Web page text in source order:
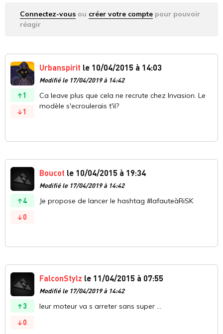
Connectez-vous ou créer votre compte pour pouvoir
réagir
1
1
Urbanspirit le 10/04/2015 à 14:03
Modifié le 17/04/2019 à 14:42
Ca leave plus que cela ne recrute chez Invasion. Le
modèle s'ecroulerais t'il?
4
0
Boucot le 10/04/2015 à 19:34
Modifié le 17/04/2019 à 14:42
Je propose de lancer le hashtag #lafauteàRiSK
3
0
FalconStylz le 11/04/2015 à 07:55
Modifié le 17/04/2019 à 14:42
leur moteur va s arreter sans super ...